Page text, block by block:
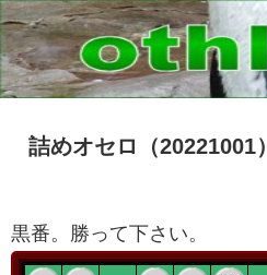
詰めオセロ（20221001）
黒番。勝って下さい。